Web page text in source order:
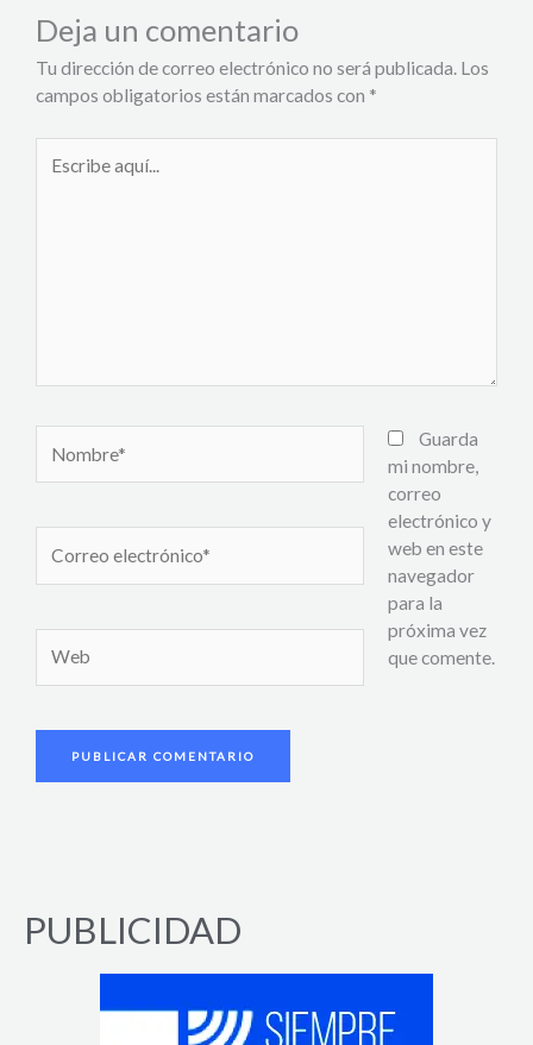
Deja un comentario
Tu dirección de correo electrónico no será publicada. Los
campos obligatorios están marcados con *
aquí...
electrónico*
Guarda
mi nombre,
correo
electrónico y
web en este
navegador
para la
próxima vez
que comente.
PUBLICIDAD